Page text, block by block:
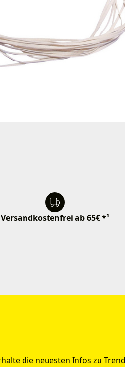
Versandkostenfrei ab 65€ *¹
die neuesten Infos zu